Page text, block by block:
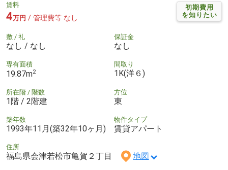
初期費用
を知りたい
賃料
4万円 / 管理費等 なし
敷 / 礼
なし / なし
保証金
なし
専有面積
19.87m2
間取り
1K(洋６)
所在階 / 階数
1階 / 2階建
方位
東
築年数
1993年11月(築32年10ヶ月)
物件タイプ
賃貸アパート
住所
福島県会津若松市亀賀２丁目 地図